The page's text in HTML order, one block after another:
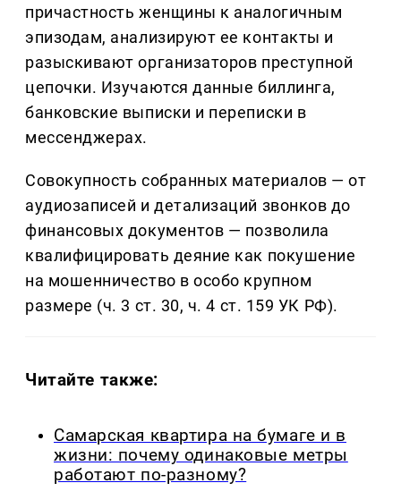
причастность женщины к аналогичным
эпизодам, анализируют ее контакты и
разыскивают организаторов преступной
цепочки. Изучаются данные биллинга,
банковские выписки и переписки в
мессенджерах.
Совокупность собранных материалов — от
аудиозаписей и детализаций звонков до
финансовых документов — позволила
квалифицировать деяние как покушение
на мошенничество в особо крупном
размере (ч. 3 ст. 30, ч. 4 ст. 159 УК РФ).
Читайте также:
Самарская квартира на бумаге и в
жизни: почему одинаковые метры
работают по-разному?